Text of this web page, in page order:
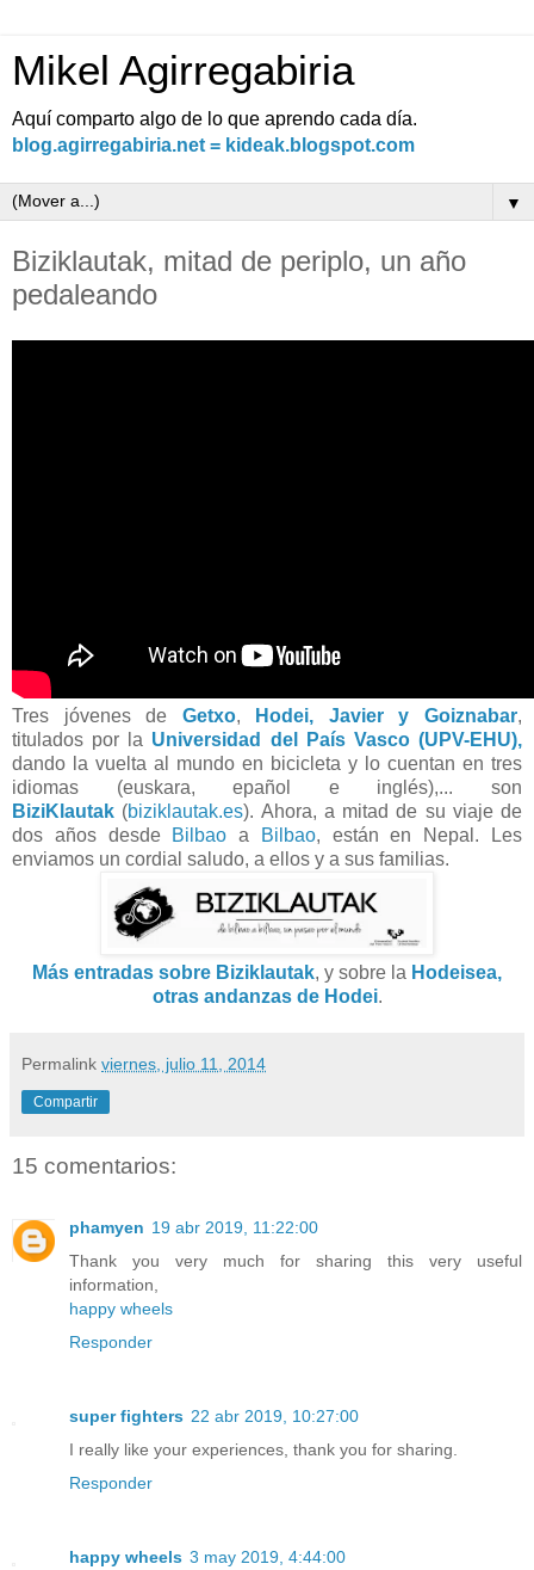
Mikel Agirregabiria
Aquí comparto algo de lo que aprendo cada día.
blog.agirregabiria.net = kideak.blogspot.com
▼
Biziklautak, mitad de periplo, un año
pedaleando
Tres jóvenes de Getxo, Hodei, Javier y Goiznabar,
titulados por la Universidad del País Vasco (UPV-EHU),
dando la vuelta al mundo en bicicleta y lo cuentan en tres
idiomas (euskara, epañol e inglés),... son
BiziKlautak (biziklautak.es). Ahora, a mitad de su viaje de
dos años desde Bilbao a Bilbao, están en Nepal. Les
enviamos un cordial saludo, a ellos y a sus familias.
Más entradas sobre Biziklautak, y sobre la Hodeisea,
otras andanzas de Hodei.
Permalink viernes, julio 11, 2014
Compartir
15 comentarios:
phamyen 19 abr 2019, 11:22:00
Thank you very much for sharing this very useful
information,
happy wheels
Responder
super fighters 22 abr 2019, 10:27:00
I really like your experiences, thank you for sharing.
Responder
happy wheels 3 may 2019, 4:44:00